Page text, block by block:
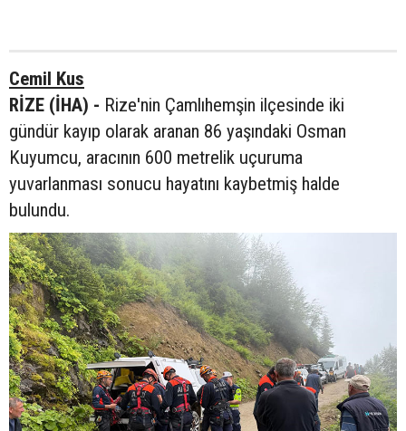
Cemil Kus
RİZE (İHA) - Rize'nin Çamlıhemşin ilçesinde iki
gündür kayıp olarak aranan 86 yaşındaki Osman
Kuyumcu, aracının 600 metrelik uçuruma
yuvarlanması sonucu hayatını kaybetmiş halde
bulundu.